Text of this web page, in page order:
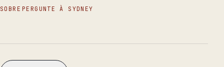
SOBRE PERGUNTE À SYDNEY